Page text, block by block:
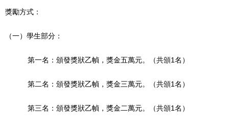
獎勵方式：
（一）學生部分：
第一名：頒發獎狀乙幀，獎金五萬元。（共頒1名）
第二名：頒發獎狀乙幀，獎金三萬元。（共頒1名）
第三名：頒發獎狀乙幀，獎金二萬元。（共頒1名）